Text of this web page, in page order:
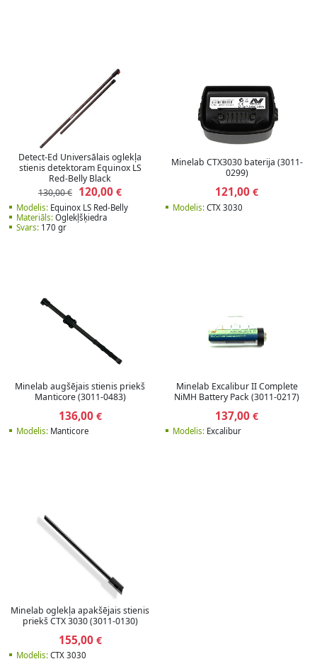
Detect-Ed Universālais oglekļa
stienis detektoram Equinox LS
Red-Belly Black
130,00 € 120,00 €
Modelis:Equinox LS Red-Belly
Materiāls:Oglekļšķiedra
Svars:170 gr
Minelab CTX3030 baterija (3011-
0299)
121,00 €
Modelis: CTX 3030
Minelab augšējais stienis priekš
Manticore (3011-0483)
136,00€
Modelis:Manticore
Minelab Excalibur II Complete
NiMH Battery Pack (3011-0217)
137,00 €
Modelis: Excalibur
Minelab oglekļa apakšējais stienis
priekš CTX 3030 (3011-0130)
155,00€
Modelis:CTX 3030